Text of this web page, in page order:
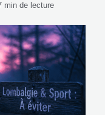
min de lecture